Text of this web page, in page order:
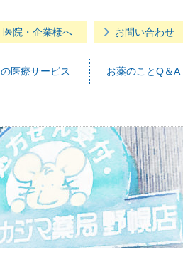
医療サービス お薬のことQ＆A
医院・企業様へ お問い合わせ